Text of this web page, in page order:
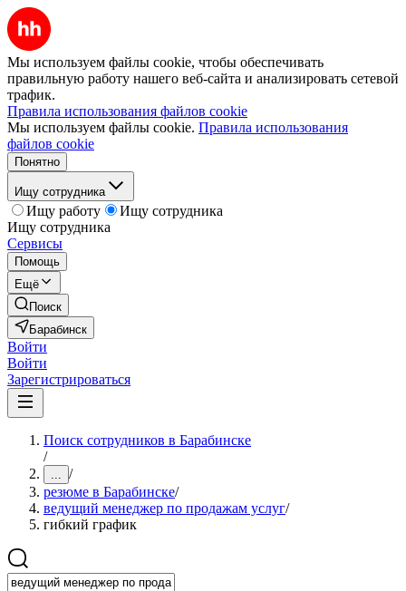
Мы используем файлы cookie, чтобы обеспечивать
правильную работу нашего веб-сайта и анализировать сетевой
трафик.
Правила использования файлов cookie
Мы используем файлы cookie. Правила использования
файлов cookie
Понятно
Ищу сотрудника
Ищу работу
Ищу сотрудника
Ищу сотрудника
Сервисы
Помощь
Ещё
Поиск
Барабинск
Войти
Войти
Зарегистрироваться
Поиск сотрудников в Барабинске
/
... /
резюме в Барабинске/
ведущий менеджер по продажам услуг/
гибкий график